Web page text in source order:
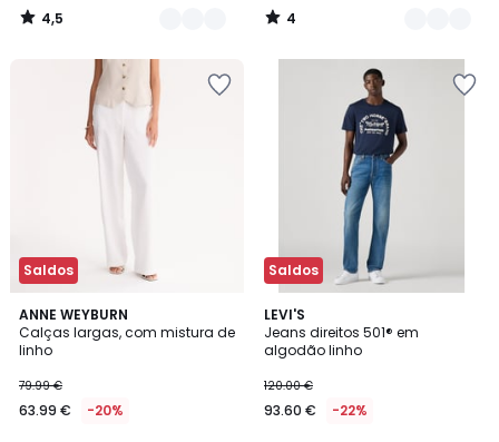
4,5
/
4
/
Saldos
ANNE WEYBURN
Calças largas, com mistura de
linho
79.99 €
63.99 € -20%
4,4
/ 5
2
Cores
Saldos
LEVI'S
Jeans direitos 501® em
algodão linho
120.00 €
93.60 € -22%
4
/
5